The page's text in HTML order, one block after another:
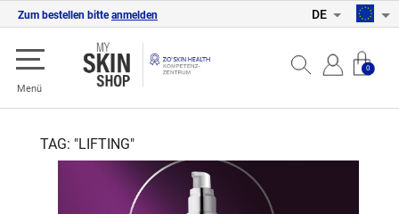
Zum bestellen bitteanmelden DE
0
Menü
TAG: "LIFTING"